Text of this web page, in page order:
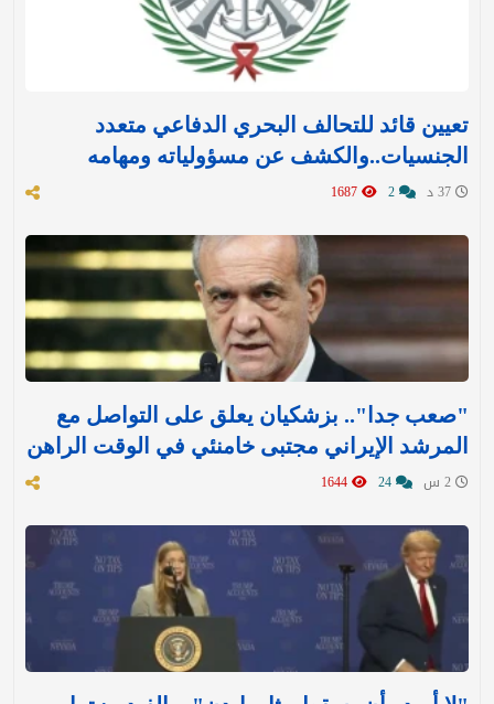
تعيين قائد للتحالف البحري الدفاعي متعدد
الجنسيات..والكشف عن مسؤولياته ومهامه
"صعب جدا".. بزشكيان يعلق على التواصل مع
المرشد الإيراني مجتبى خامنئي في الوقت الراهن